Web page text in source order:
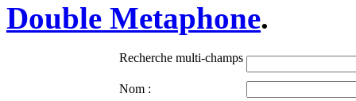
Double Metaphone.
Recherche multi-champs
Nom :